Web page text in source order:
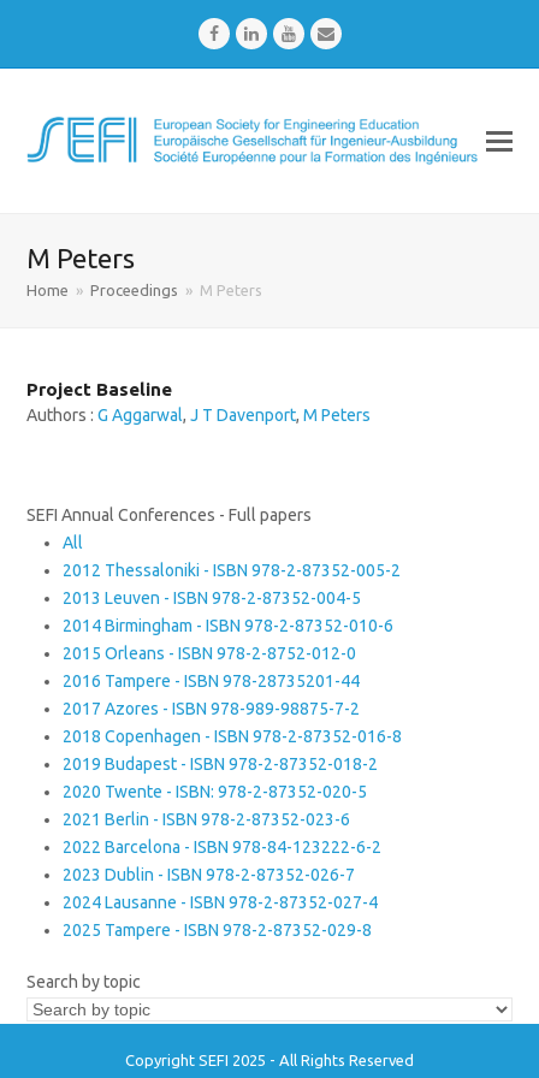
FacebookLinkedInYoutubeEmail
M Peters
Home » Proceedings » M Peters
Project Baseline
Authors :G Aggarwal,J T Davenport,M Peters
SEFI Annual Conferences - Full papers
All
2012 Thessaloniki - ISBN 978-2-87352-005-2
2013 Leuven - ISBN 978-2-87352-004-5
2014 Birmingham - ISBN 978-2-87352-010-6
2015 Orleans - ISBN 978-2-8752-012-0
2016 Tampere - ISBN 978-28735201-44
2017 Azores - ISBN 978-989-98875-7-2
2018 Copenhagen - ISBN 978-2-87352-016-8
2019 Budapest - ISBN 978-2-87352-018-2
2020 Twente - ISBN: 978-2-87352-020-5
2021 Berlin - ISBN 978-2-87352-023-6
2022 Barcelona - ISBN 978-84-123222-6-2
2023 Dublin - ISBN 978-2-87352-026-7
2024 Lausanne - ISBN 978-2-87352-027-4
2025 Tampere - ISBN 978-2-87352-029-8
Search by topic
Copyright SEFI 2025 - All Rights Reserved